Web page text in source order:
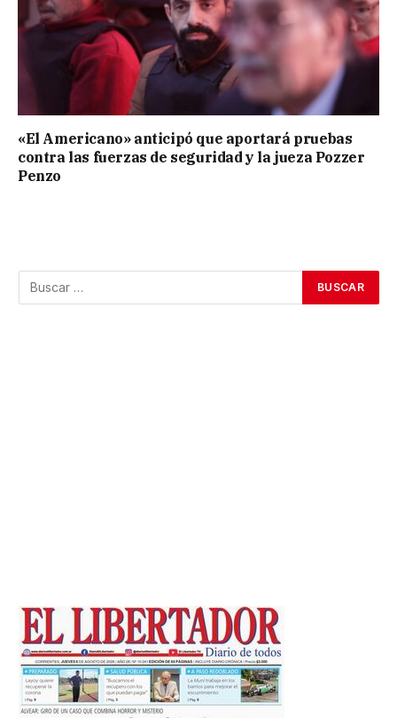
«El Americano» anticipó que aportará pruebas
contra las fuerzas de seguridad y la jueza Pozzer
Penzo